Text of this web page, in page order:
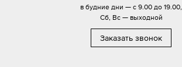
в будние дни — с 9.00 до 19.00,
Сб, Вс — выходной
Заказать звонок